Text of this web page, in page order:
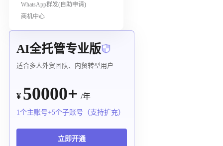
WhatsApp群发(自助申请)
商机中心
AI全托管专业版
适合多人外贸团队、内贸转型用户
¥ 50000+ /年
1个主账号+5个子账号（支持扩充）
立即开通